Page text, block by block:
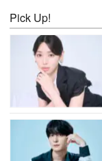
Pick Up!